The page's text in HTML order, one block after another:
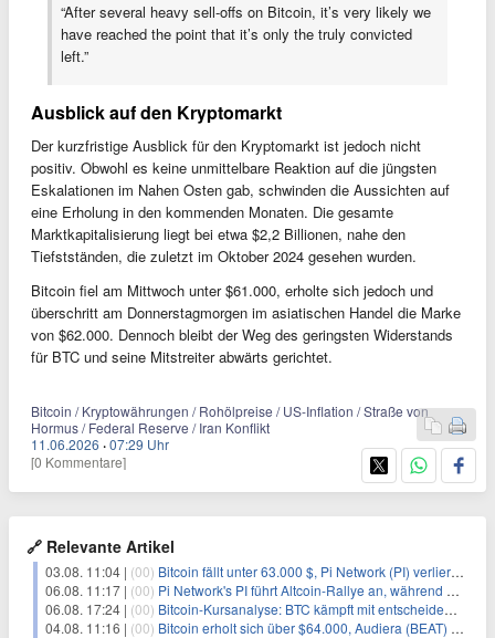
“After several heavy sell-offs on Bitcoin, it’s very likely we
have reached the point that it’s only the truly convicted
left.”
Ausblick auf den Kryptomarkt
Der kurzfristige Ausblick für den Kryptomarkt ist jedoch nicht
positiv. Obwohl es keine unmittelbare Reaktion auf die jüngsten
Eskalationen im Nahen Osten gab, schwinden die Aussichten auf
eine Erholung in den kommenden Monaten. Die gesamte
Marktkapitalisierung liegt bei etwa $2,2 Billionen, nahe den
Tiefstständen, die zuletzt im Oktober 2024 gesehen wurden.
Bitcoin fiel am Mittwoch unter $61.000, erholte sich jedoch und
überschritt am Donnerstagmorgen im asiatischen Handel die Marke
von $62.000. Dennoch bleibt der Weg des geringsten Widerstands
für BTC und seine Mitstreiter abwärts gerichtet.
Bitcoin / Kryptowährungen / Rohölpreise / US-Inflation / Straße von
Hormus / Federal Reserve / Iran Konflikt
11.06.2026 ·07:29 Uhr
[0 Kommentare]
🔗 Relevante Artikel
03.08. 11:04 | (00) Bitcoin fällt unter 63.000 $, Pi Network (PI) verliert an Schwung
06.08. 11:17 | (00) Pi Network's PI führt Altcoin-Rallye an, während Bitcoin $65.000 anpeilt
06.08. 17:24 | (00) Bitcoin-Kursanalyse: BTC kämpft mit entscheidender $65K-Hürde, während sich ein Liquidationscluster aufbaut
04.08. 11:16 | (00) Bitcoin erholt sich über $64.000, Audiera (BEAT) fällt erneut